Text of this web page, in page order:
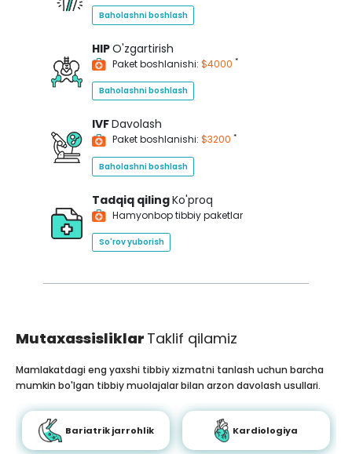
Baholashni boshlash
HIPO'zgartirish
Paket boshlanishi: $4000 *
Baholashni boshlash
IVFDavolash
Paket boshlanishi: $3200 *
Baholashni boshlash
Tadqiq qilingKo'proq
Hamyonbop tibbiy paketlar
So'rov yuborish
Mutaxassisliklar Taklif qilamiz
Mamlakatdagi eng yaxshi tibbiy xizmatni tanlash uchun barcha
mumkin bo'lgan tibbiy muolajalar bilan arzon davolash usullari.
Bariatrik jarrohlik Kardiologiya